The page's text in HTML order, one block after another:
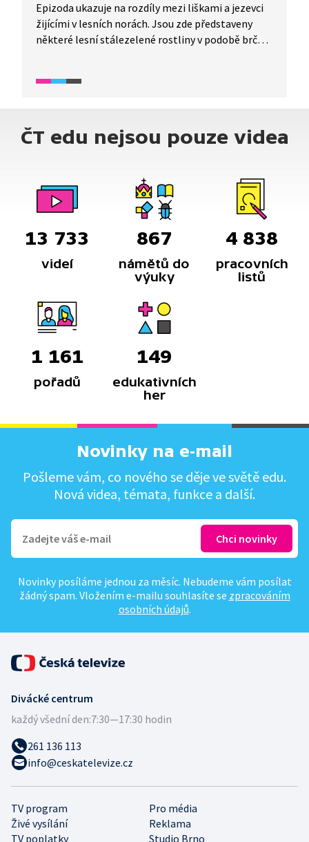
Epizoda ukazuje na rozdíly mezi liškami a jezevci
žijícími v lesních norách. Jsou zde představeny
některé lesní stálezelené rostliny v podobě brčálu
stromu rostoucím i na nehostinných stanovištích,
ČT edu nejsou pouze videa
13 733
videí
867
námětů do
výuky
4 838
pracovních
listů
1 161
pořadů
149
edukativních
her
Novinky na e-mail
Pošleme vám, co nového se děje ve světě edu.
Nová videa, témata, funkce a další.
Novinky posíláme jednou za měsíc. Nebudeme vám posílat
žádný spam. Vložením e-mailu souhlasíte se zpracováním
osobních údajů.